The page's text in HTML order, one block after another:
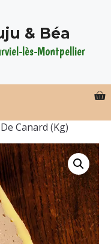
& Béa
lès-Montpellier
Canard (Kg)